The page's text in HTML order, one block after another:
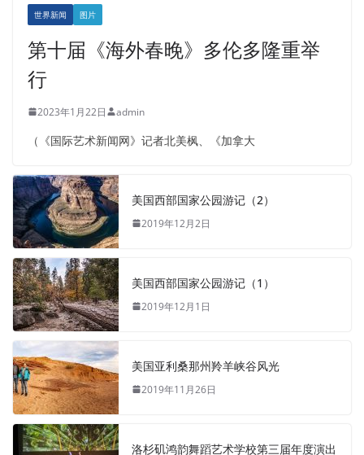
世界新闻 图片
第十届《海外春晚》多伦多隆重举
行
2023年1月22日 admin
（《国际艺术新闻网》记者北美枫、《加拿大
美国西部国家公园游记（2）
2019年12月2日
美国西部国家公园游记（1）
2019年12月1日
美国亚利桑那州羚羊峡谷风光
2019年11月26日
洛杉矶鸿韵舞蹈艺术学校第三届年度演出